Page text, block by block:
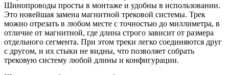
Шинопроводы просты в монтаже и удобны в использовании.
Это новейшая замена магнитной трековой системы. Трек
можно отрезать в любом месте с точностью до миллиметра, в
отличие от магнитной, где длина строго зависит от размера
отдельного сегмента. При этом треки легко соединяются друг
с другом, и их стыки не видны, что позволяет собрать
трековую систему любой длины и конфигурации.